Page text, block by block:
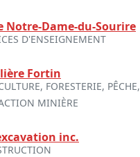
Notre-Dame-du-Sourire
D'ENSEIGNEMENT
Fortin
FORESTERIE, PÊCHE,
MINIÈRE
inc.